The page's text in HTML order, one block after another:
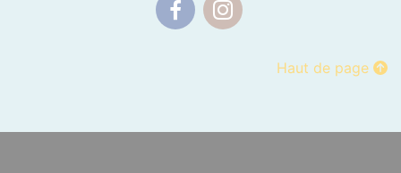
Haut de page